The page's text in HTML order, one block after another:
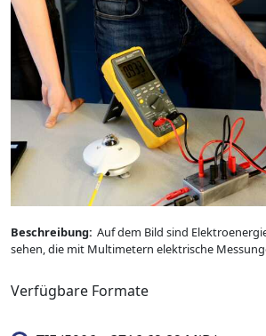
Beschreibung: Auf dem Bild sind
sehen, die mit Multimetern elektrische
Verfügbare Formate